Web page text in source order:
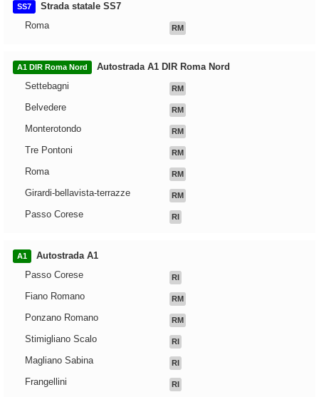
SS7
Strada statale SS7
Roma
RM
A1 DIR Roma Nord
Autostrada A1 DIR Roma Nord
Settebagni
RM
Belvedere RM
Monterotondo RM
Tre Pontoni RM
Roma RM
Girardi-bellavista-terrazze RM
Passo Corese RI
A1
Autostrada A1
Passo Corese
RI
Fiano Romano RM
Ponzano Romano RM
Stimigliano Scalo RI
Magliano Sabina RI
Frangellini RI